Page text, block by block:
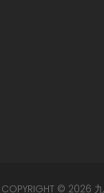
COPYRIGHT © 2026